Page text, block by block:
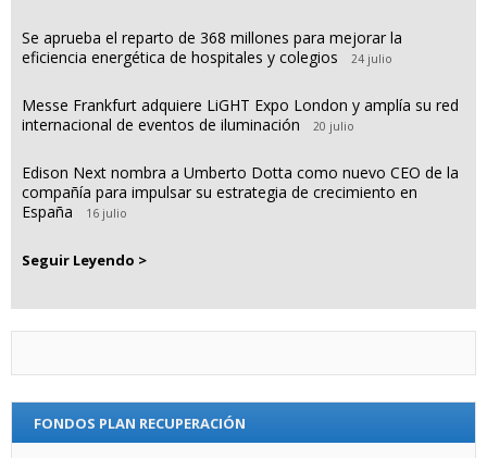
Se aprueba el reparto de 368 millones para mejorar la
eficiencia energética de hospitales y colegios
24 julio
Messe Frankfurt adquiere LiGHT Expo London y amplía su red
internacional de eventos de iluminación
20 julio
Edison Next nombra a Umberto Dotta como nuevo CEO de la
compañía para impulsar su estrategia de crecimiento en
España
16 julio
Seguir Leyendo >
FONDOS PLAN RECUPERACIÓN